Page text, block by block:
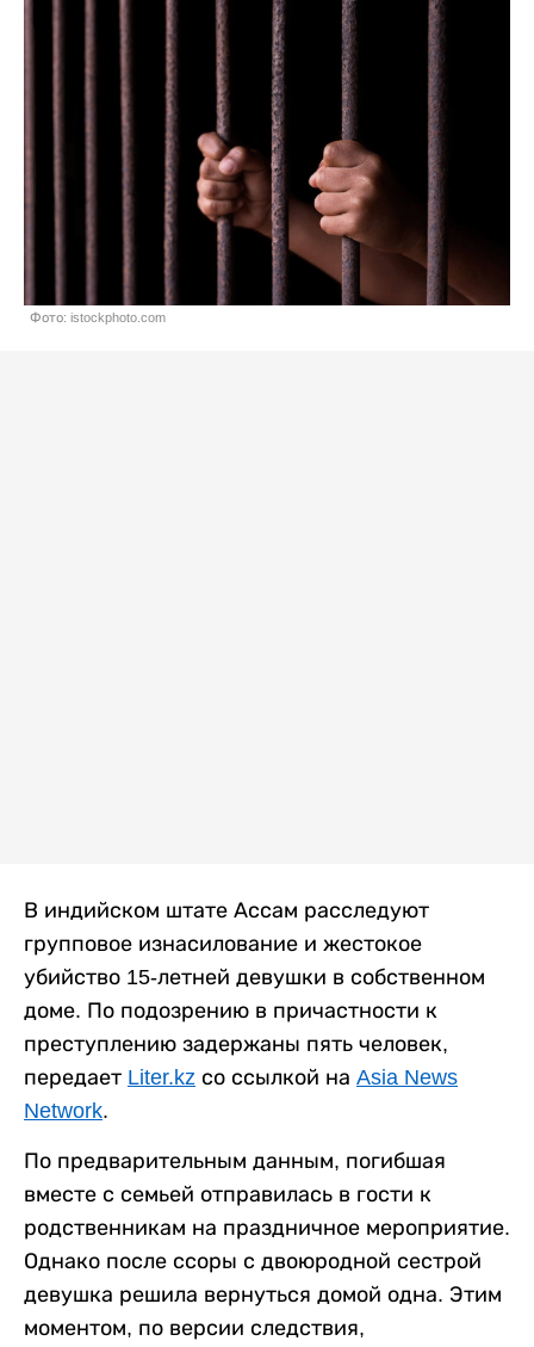
Фото: istockphoto.com
В индийском штате Ассам расследуют
групповое изнасилование и жестокое
убийство 15-летней девушки в собственном
доме. По подозрению в причастности к
преступлению задержаны пять человек,
передает Liter.kz со ссылкой на Asia News
Network.
По предварительным данным, погибшая
вместе с семьей отправилась в гости к
родственникам на праздничное мероприятие.
Однако после ссоры с двоюродной сестрой
девушка решила вернуться домой одна. Этим
моментом, по версии следствия,